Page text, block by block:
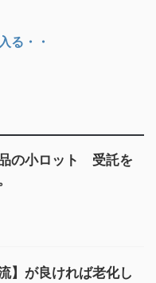
る・・
の小ロット 受託を
】が良ければ老化し